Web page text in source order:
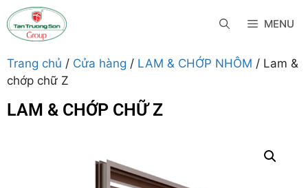
MENU
Trang chủ / Cửa hàng / LAM & CHỚP NHÔM / Lam &
chớp chữ Z
LAM & CHỚP CHỮ Z